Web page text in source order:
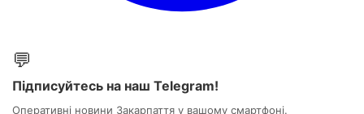
💬
Підписуйтесь на наш Telegram!
Оперативні новини Закарпаття у вашому смартфоні.